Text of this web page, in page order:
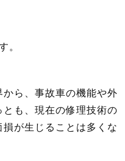
。
ら、事故車の機能や外
も、現在の修理技術の
が生じることは多くな